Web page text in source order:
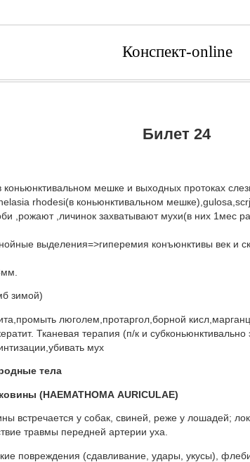
Конспект-online
Билет 24
коньюнктивальном мешке и выходных протоках
rhodesi(в коньюнктивальном
,рожают ,личинок захватывают мухи(в них 1мес
выделения=>гиперемия конъюнктивы век и
зимой)
люголем,протаргол,борной
Тканевая терапия (п/к и субконьюнктивально
мух
тела
(HAEMATHOMA AURICULAE)
встречается у собак, свиней, реже у лошадей;
травмы передней артерии уха.
повреждения (сдавливание, удары, укусы),